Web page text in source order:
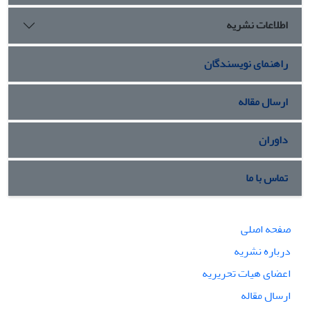
اهداف مادی، بر مبانی دینی و ارزش های الهی و معنوی قوام یافته
است. لذا نظام حقوقی جمهوری اسلامی ایران را در مقایسه با
پارادایم های جهانی می­توان یک الگوی نوین، جامع و متعالی قلمداد
کرد.
اطلاعات نشریه
راهنمای نویسندگان
ارسال مقاله
داوران
تماس با ما
صفحه اصلی
درباره نشریه
اعضای هیات تحریریه
ارسال مقاله